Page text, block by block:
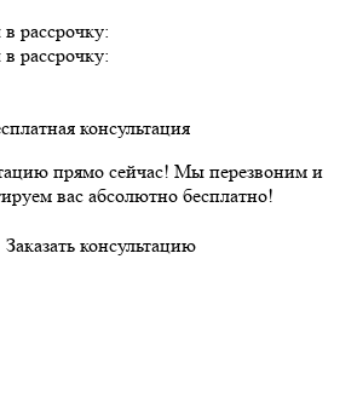
рассрочку:
рассрочку:
консультация
прямо сейчас! Мы перезвоним и
вас абсолютно бесплатно!
Заказать консультацию